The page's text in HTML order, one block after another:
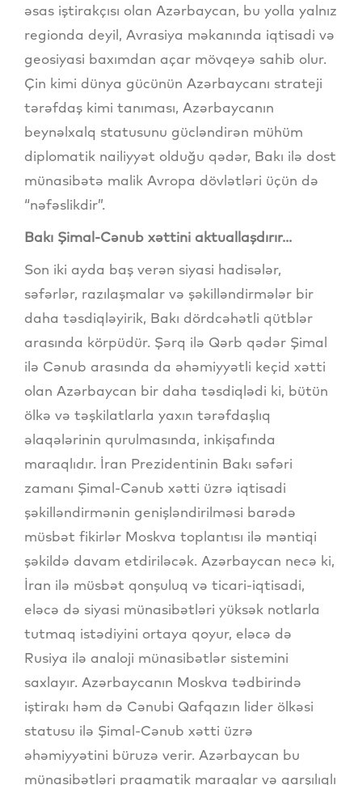
əsas iştirakçısı olan Azərbaycan, bu yolla yalnız
regionda deyil, Avrasiya məkanında iqtisadi və
geosiyasi baxımdan açar mövqeyə sahib olur.
Çin kimi dünya gücünün Azərbaycanı strateji
tərəfdaş kimi tanıması, Azərbaycanın
beynəlxalq statusunu gücləndirən mühüm
diplomatik nailiyyət olduğu qədər, Bakı ilə dost
münasibətə malik Avropa dövlətləri üçün də
“nəfəslikdir”.
Bakı Şimal-Cənub xəttini aktuallaşdırır...
Son iki ayda baş verən siyasi hadisələr,
səfərlər, razılaşmalar və şəkilləndirmələr bir
daha təsdiqləyirik, Bakı dördcəhətli qütblər
arasında körpüdür. Şərq ilə Qərb qədər Şimal
ilə Cənub arasında da əhəmiyyətli keçid xətti
olan Azərbaycan bir daha təsdiqlədi ki, bütün
ölkə və təşkilatlarla yaxın tərəfdaşlıq
əlaqələrinin qurulmasında, inkişafında
maraqlıdır. İran Prezidentinin Bakı səfəri
zamanı Şimal-Cənub xətti üzrə iqtisadi
şəkilləndirmənin genişləndirilməsi barədə
müsbət fikirlər Moskva toplantısı ilə məntiqi
şəkildə davam etdiriləcək. Azərbaycan necə ki,
İran ilə müsbət qonşuluq və ticari-iqtisadi,
eləcə də siyasi münasibətləri yüksək notlarla
tutmaq istədiyini ortaya qoyur, eləcə də
Rusiya ilə analoji münasibətlər sistemini
saxlayır. Azərbaycanın Moskva tədbirində
iştirakı həm də Cənubi Qafqazın lider ölkəsi
statusu ilə Şimal-Cənub xətti üzrə
əhəmiyyətini büruzə verir. Azərbaycan bu
münasibətləri praqmatik maraqlar və qarşılıqlı